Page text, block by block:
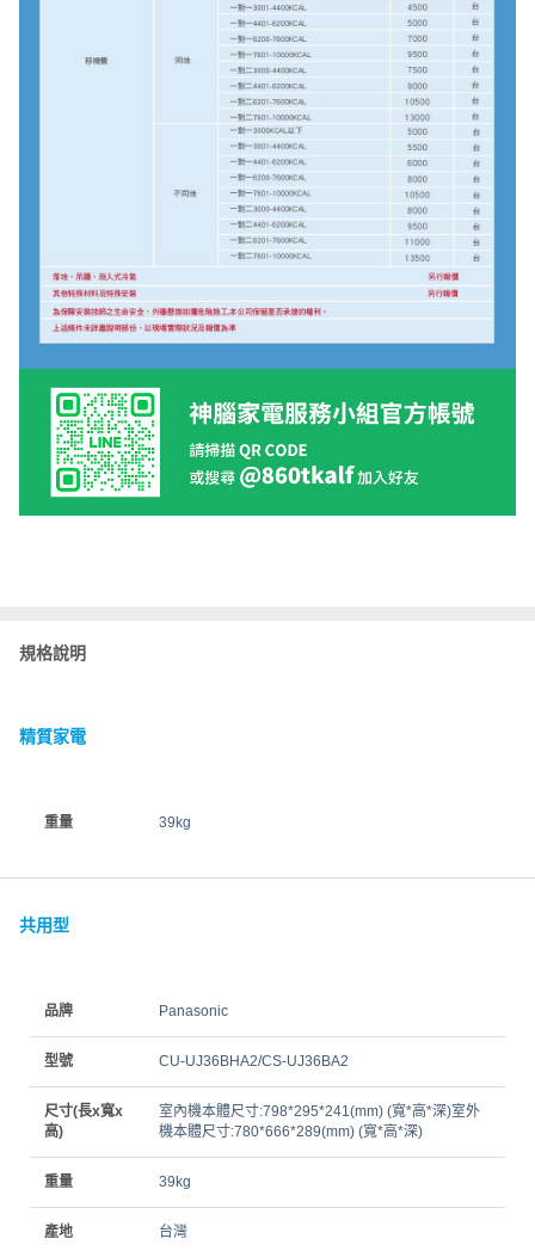
規格說明
精質家電
重量 39kg
共用型
品牌 Panasonic
型號 CU-UJ36BHA2/CS-UJ36BA2
尺寸(長x寬x
高)
室內機本體尺寸:798*295*241(mm) (寬*高*深)室外
機本體尺寸:780*666*289(mm) (寬*高*深)
重量 39kg
產地 台灣